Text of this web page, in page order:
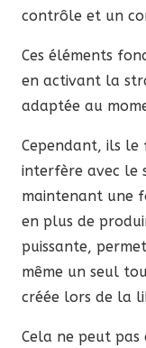
contrôle et un
Ces éléments
en activant la
adaptée au
Cependant, ils
interfère avec le
maintenant une
en plus de
puissante,
même un seul
créée lors de la
Cela ne peut pas